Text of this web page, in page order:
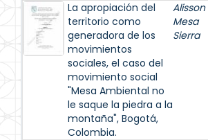
La apropiación del
territorio como
generadora de los
movimientos
sociales, el caso del
movimiento social
"Mesa Ambiental no
le saque la piedra a la
montaña", Bogotá,
Colombia.
Alisson
Mesa
Sierra